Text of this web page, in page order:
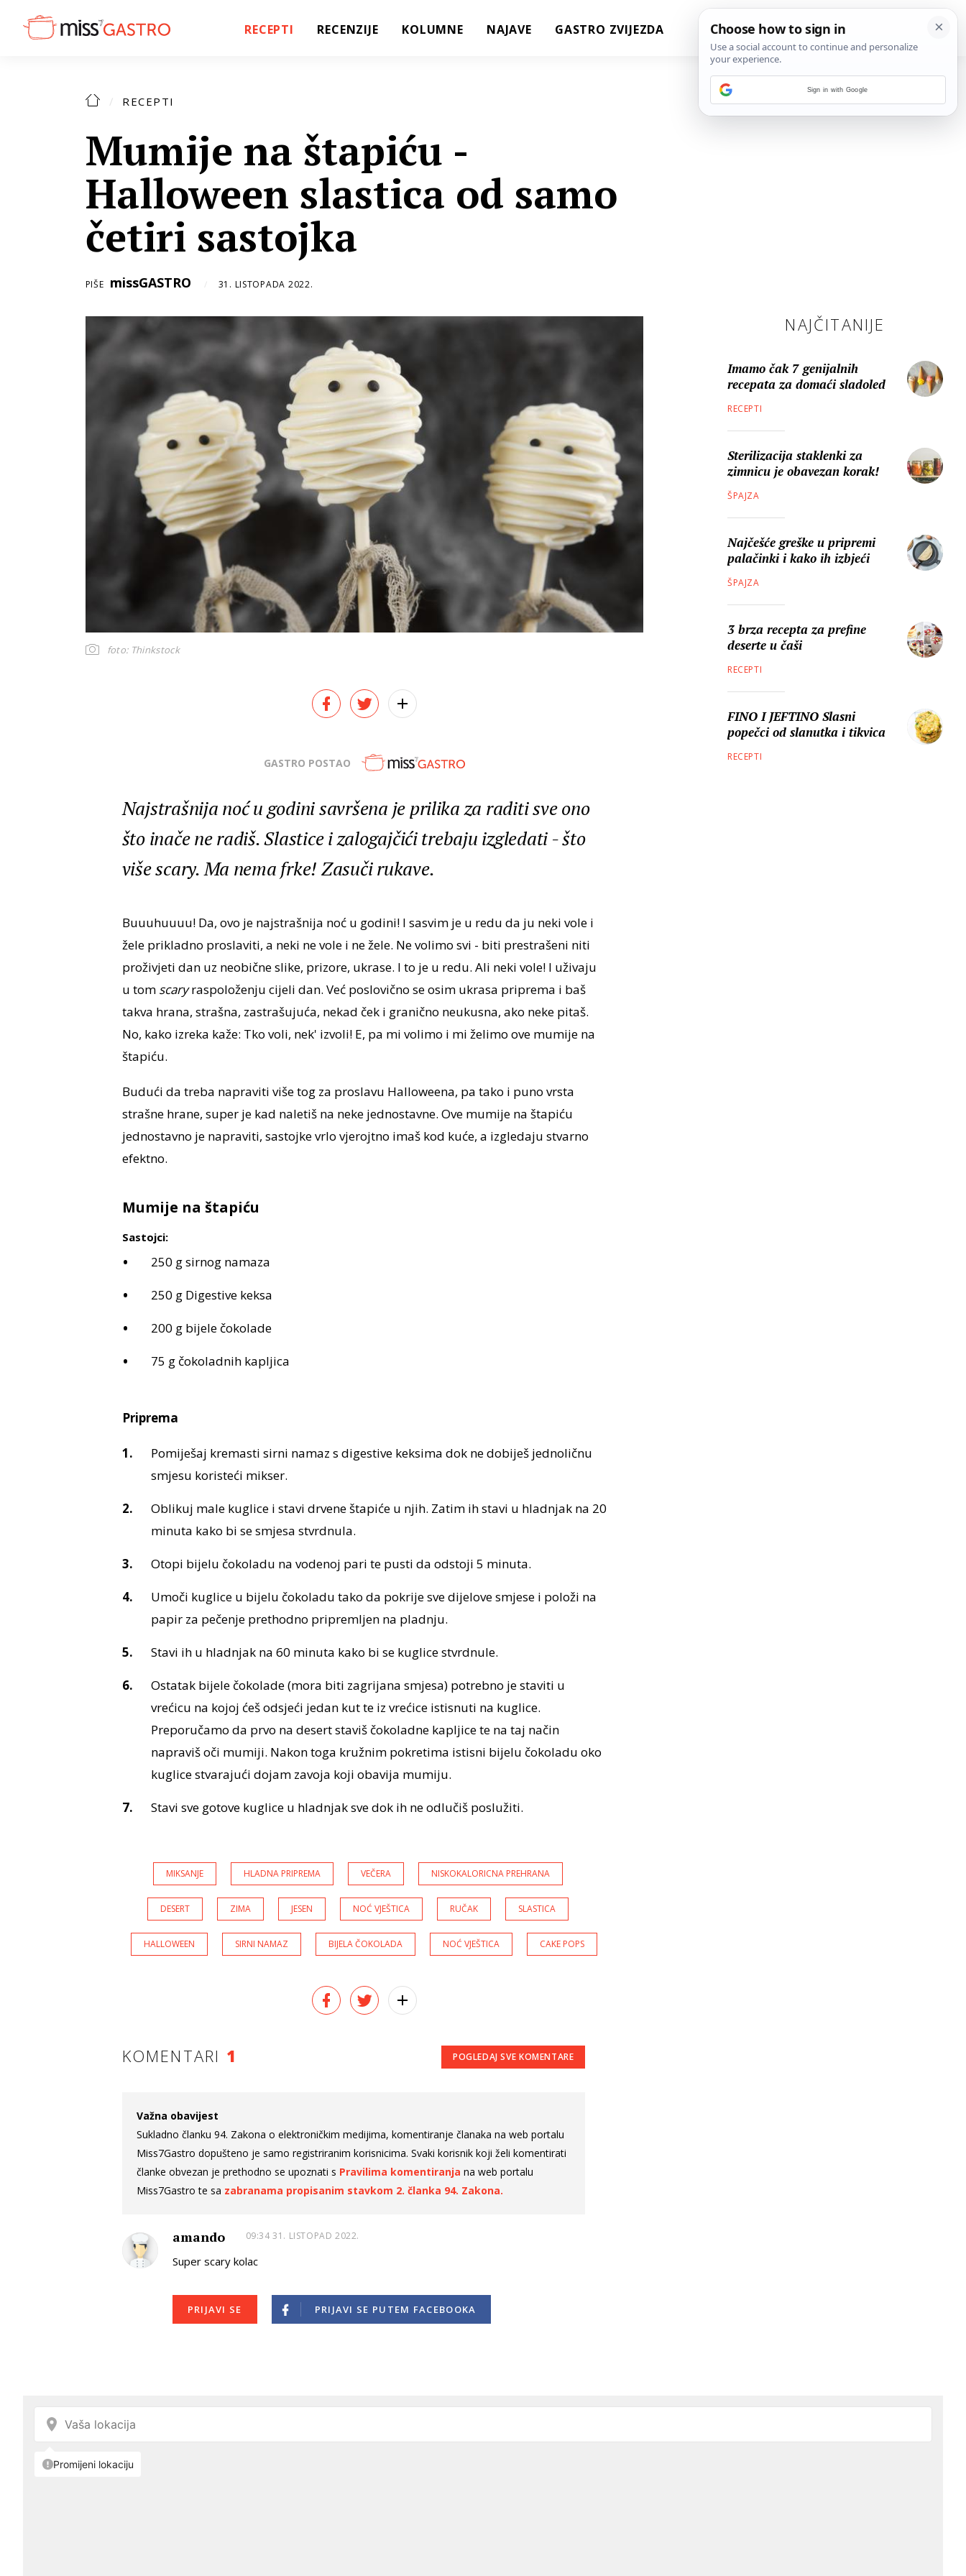
RECEPTI RECENZIJE KOLUMNE NAJAVE GASTRO ZVIJEZDA
RECEPTI
Mumije na štapiću -
Halloween slastica od samo
četiri sastojka
PIŠE missGASTRO 31. LISTOPADA 2022.
foto: Thinkstock
GASTRO POSTAO
Najstrašnija noć u godini savršena je prilika za raditi sve ono
što inače ne radiš. Slastice i zalogajčići trebaju izgledati - što
više scary. Ma nema frke! Zasuči rukave.
Buuuhuuuu! Da, ovo je najstrašnija noć u godini! I sasvim je u redu da ju neki vole i
žele prikladno proslaviti, a neki ne vole i ne žele. Ne volimo svi - biti prestrašeni niti
proživjeti dan uz neobične slike, prizore, ukrase. I to je u redu. Ali neki vole! I uživaju
u tom scaryraspoloženju cijeli dan. Već poslovično se osim ukrasa priprema i baš
takva hrana, strašna, zastrašujuća, nekad ček i granično neukusna, ako neke pitaš.
No, kako izreka kaže: Tko voli, nek' izvoli! E, pa mi volimo i mi želimo ove mumije na
štapiću.
Budući da treba napraviti više tog za proslavu Halloweena, pa tako i puno vrsta
strašne hrane, super je kad naletiš na neke jednostavne. Ove mumije na štapiću
jednostavno je napraviti, sastojke vrlo vjerojtno imaš kod kuće, a izgledaju stvarno
efektno.
Mumije na štapiću
Sastojci:
250 g sirnog namaza
250 g Digestive keksa
200 g bijele čokolade
75 g čokoladnih kapljica
Priprema
Pomiješaj kremasti sirni namaz s digestive keksima dok ne dobiješ jednoličnu
smjesu koristeći mikser.
Oblikuj male kuglice i stavi drvene štapiće u njih. Zatim ih stavi u hladnjak na 20
minuta kako bi se smjesa stvrdnula.
Otopi bijelu čokoladu na vodenoj pari te pusti da odstoji 5 minuta.
Umoči kuglice u bijelu čokoladu tako da pokrije sve dijelove smjese i položi na
papir za pečenje prethodno pripremljen na pladnju.
Stavi ih u hladnjak na 60 minuta kako bi se kuglice stvrdnule.
Ostatak bijele čokolade (mora biti zagrijana smjesa) potrebno je staviti u
vrećicu na kojoj ćeš odsjeći jedan kut te iz vrećice istisnuti na kuglice.
Preporučamo da prvo na desert staviš čokoladne kapljice te na taj način
napraviš oči mumiji. Nakon toga kružnim pokretima istisni bijelu čokoladu oko
kuglice stvarajući dojam zavoja koji obavija mumiju.
Stavi sve gotove kuglice u hladnjak sve dok ih ne odlučiš poslužiti.
MIKSANJE HLADNA PRIPREMA VEČERA NISKOKALORICNA PREHRANA
DESERT ZIMA JESEN NOĆ VJEŠTICA RUČAK SLASTICA
HALLOWEEN SIRNI NAMAZ BIJELA ČOKOLADA NOĆ VJEŠTICA CAKE POPS
KOMENTARI 1 POGLEDAJ SVE KOMENTARE
Važna obavijest
Sukladno članku 94. Zakona o elektroničkim medijima, komentiranje članaka na web portalu
Miss7Gastro dopušteno je samo registriranim korisnicima. Svaki korisnik koji želi komentirati
članke obvezan je prethodno se upoznati s Pravilima komentiranja na web portalu
Miss7Gastro te sa zabranama propisanim stavkom 2. članka 94. Zakona.
amando 09:34 31. LISTOPAD 2022.
Super scary kolac
PRIJAVI SE PRIJAVI SE PUTEM FACEBOOKA
NAJČITANIJE
Imamo čak 7 genijalnih
recepata za domaći sladoled
RECEPTI
Sterilizacija staklenki za
zimnicu je obavezan korak!
ŠPAJZA
Najčešće greške u pripremi
palačinki i kako ih izbjeći
ŠPAJZA
3 brza recepta za prefine
deserte u čaši
RECEPTI
FINO I JEFTINO Slasni
popečci od slanutka i tikvica
RECEPTI
Sign in with Google